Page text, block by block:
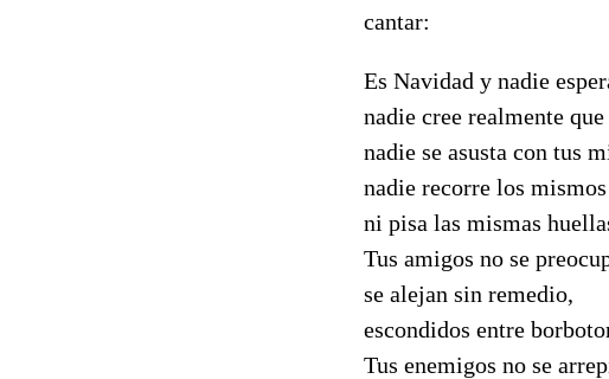
cantar:
Es Navidad y nadie
nadie cree realmente
nadie se asusta con tus
nadie recorre los
ni pisa las mismas
Tus amigos no se
se alejan sin remedio,
escondidos entre
Tus enemigos no se